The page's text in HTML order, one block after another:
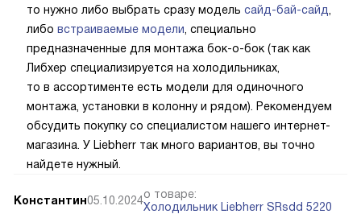
то нужно либо выбрать сразу модель сайд-бай-сайд
либо встраиваемые модели , специально
предназначенные для монтажа бок-о-бок (так как
Либхер специализируется на холодильниках,
то в ассортименте есть модели для одиночного
монтажа, установки в колонну и рядом). Рекомендуем
обсудить покупку со специалистом нашего интернет-
магазина. У Liebherr так много вариантов, вы точно
найдете нужный.
Константин05.10.2024о товаре:
Холодильник Liebherr SRsdd 5220